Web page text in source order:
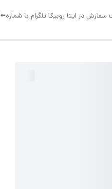
در ایتا روبیکا تلگرام با شماره⬅️09377992994